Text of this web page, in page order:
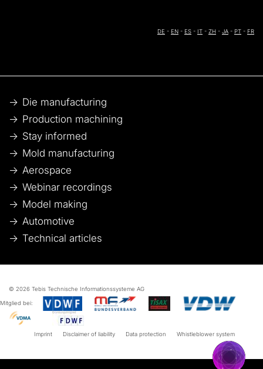
DE - EN - ES - IT - ZH - JA - PT - FR
Die manufacturing
Production machining
Stay informed
Mold manufacturing
Aerospace
Webinar recordings
Model making
Automotive
Technical articles
© 2026 Tebis Technische Informationssysteme AG
Mitglied bei:
Imprint Disclaimer of liability Data protection Whistleblower system